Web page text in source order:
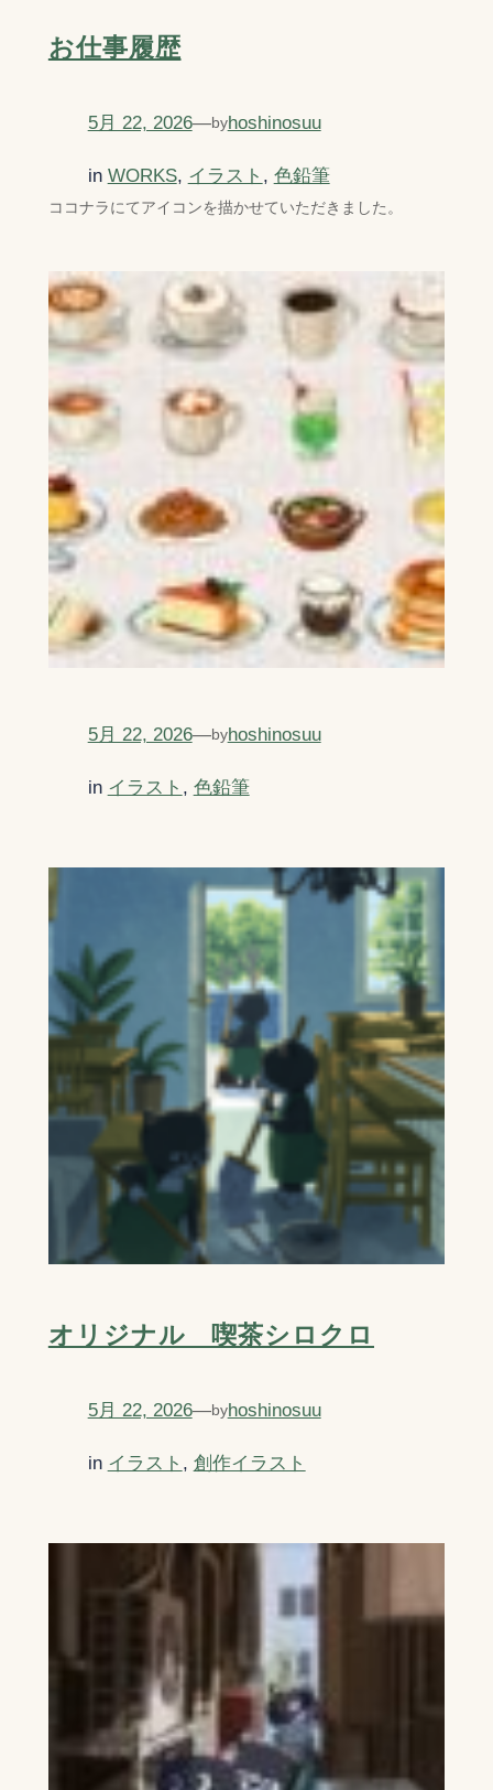
お仕事履歴
5月 22, 2026—byhoshinosuu
in WORKS, イラスト , 色鉛筆
ココナラにてアイコンを描かせていただきました。
5月 22, 2026—byhoshinosuu
in イラスト , 色鉛筆
オリジナル 喫茶シロクロ
5月 22, 2026—byhoshinosuu
in イラスト , 創作イラスト